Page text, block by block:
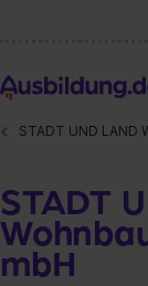
STADT UND
STADT
mbH